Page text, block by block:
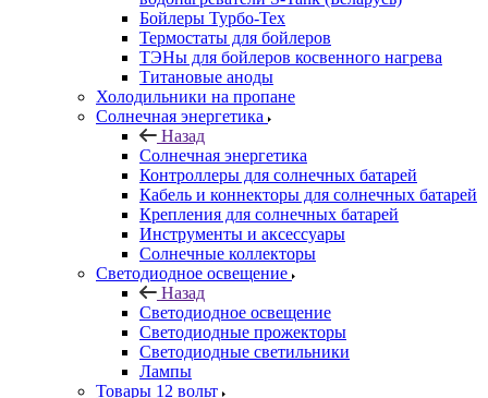
Бойлеры Турбо-Тех
Термостаты для бойлеров
ТЭНы для бойлеров косвенного нагрева
Титановые аноды
Холодильники на пропане
Солнечная энергетика
Назад
Солнечная энергетика
Контроллеры для солнечных батарей
Кабель и коннекторы для солнечных батарей
Крепления для солнечных батарей
Инструменты и аксессуары
Солнечные коллекторы
Светодиодное освещение
Назад
Светодиодное освещение
Светодиодные прожекторы
Светодиодные светильники
Лампы
Товары 12 вольт